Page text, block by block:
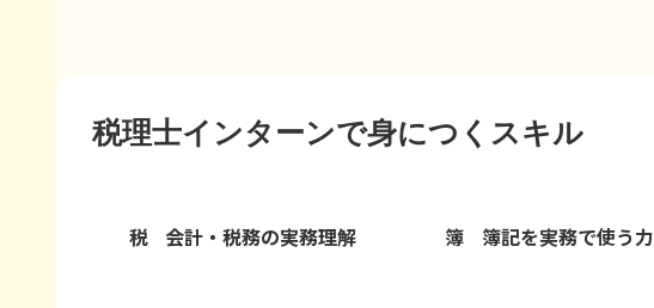
税理士インターンで身につくスキル
税 会計・税務の実務理解 簿 簿記を実務で使う力